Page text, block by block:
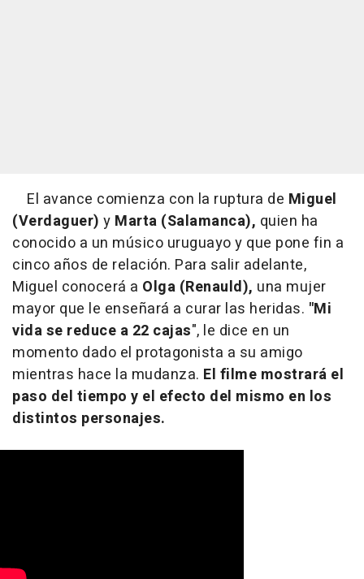
El avance comienza con la ruptura de Miguel
(Verdaguer) y Marta (Salamanca), quien ha
conocido a un músico uruguayo y que pone fin a
cinco años de relación. Para salir adelante,
Miguel conocerá a Olga (Renauld), una mujer
mayor que le enseñará a curar las heridas. "Mi
vida se reduce a 22 cajas", le dice en un
momento dado el protagonista a su amigo
mientras hace la mudanza. El filme mostrará el
paso del tiempo y el efecto del mismo en los
distintos personajes.